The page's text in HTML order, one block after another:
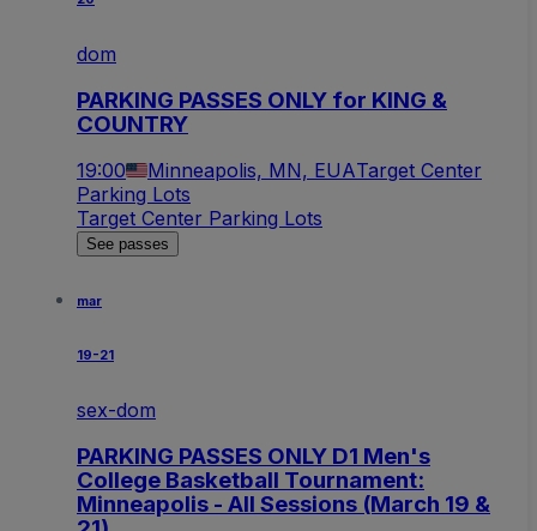
dom
PARKING PASSES ONLY for KING &
COUNTRY
19:00 Minneapolis, MN, EUATarget Center
Parking Lots
Target Center Parking Lots
See passes
mar
19-21
sex-dom
PARKING PASSES ONLY D1 Men's
College Basketball Tournament:
Minneapolis - All Sessions (March 19 &